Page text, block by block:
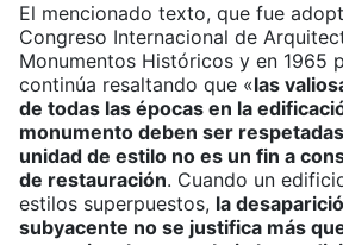
El mencionado texto, que fue
Congreso Internacional de
Monumentos Históricos y en 1965
continúa resaltando que «las
de todas las épocas en la
monumento deben ser
unidad de estilo no es un fin a
de restauración. Cuando un
estilos superpuestos, la
subyacente no se justifica más